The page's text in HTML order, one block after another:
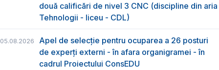
două calificări de nivel 3 CNC (discipline din aria
Tehnologii - liceu - CDL)
05.08.2026
Apel de selecție pentru ocuparea a 26 posturi
de experți externi - în afara organigramei - în
cadrul Proiectului ConsEDU